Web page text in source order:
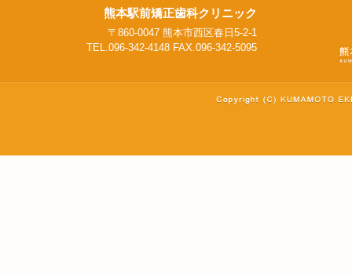
熊本駅前矯正歯科クリニック
〒860-0047 熊本市西区春日5-2-1
TEL.096-342-4148 FAX.096-342-5095